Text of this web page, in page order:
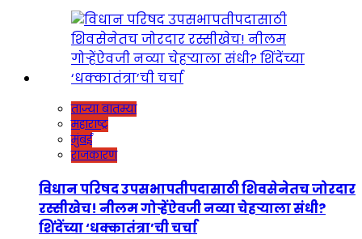
ताज्या बातम्या
महाराष्ट्र
मुंबई
राजकारण
विधान परिषद उपसभापतीपदासाठी शिवसेनेतच जोरदार
रस्सीखेच! नीलम गोऱ्हेंऐवजी नव्या चेहऱ्याला संधी?
शिंदेंच्या ‘धक्कातंत्रा’ची चर्चा